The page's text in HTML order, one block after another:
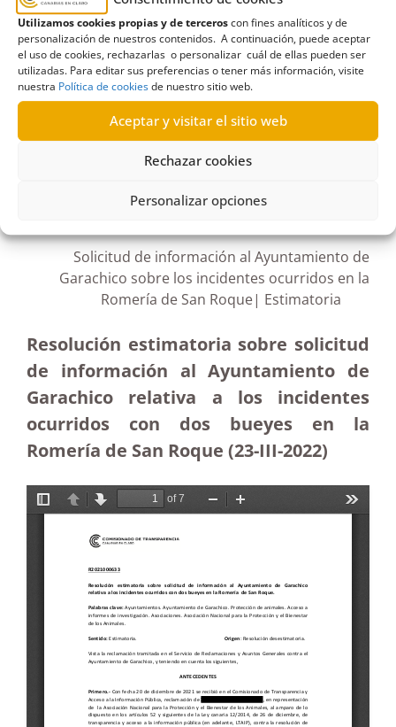
Utilizamos cookies propias y de terceroscon fines analíticos y de
personalización de nuestros contenidos. A continuación, puede aceptar
el uso de cookies, rechazarlas o personalizar cuál de ellas pueden ser
utilizadas. Para editar sus preferencias o tener más información, visite
nuestra Política de cookiesde nuestro sitio web.
Aceptar y visitar el sitio web
Rechazar cookies
Personalizar opciones
Hospitalario Universitario Insular Materno Infantil
Empleo público,Incidentes,registro de
exposiciones
Solicitud de información al Ayuntamiento de
Garachico sobre los incidentes ocurridos en la
Romería de San Roque| Estimatoria
Resolución estimatoria sobre solicitud
de información al Ayuntamiento de
Garachico relativa a los incidentes
ocurridos con dos bueyes en la
Romería de San Roque (23-III-2022)